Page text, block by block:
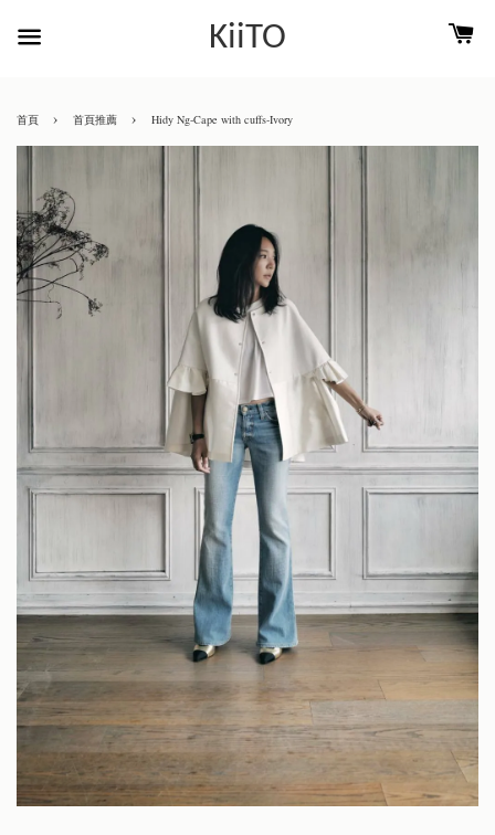
KiiTO
首頁 › 首頁推薦 › Hidy Ng-Cape with cuffs-Ivory